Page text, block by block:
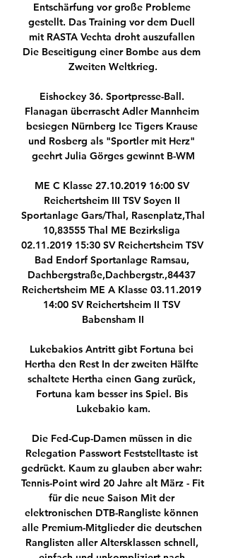
Entschärfung vor große Probleme
gestellt. Das Training vor dem Duell
mit RASTA Vechta droht auszufallen
Die Beseitigung einer Bombe aus dem
Zweiten Weltkrieg.
Eishockey 36. Sportpresse-Ball.
Flanagan überrascht Adler Mannheim
besiegen Nürnberg Ice Tigers Krause
und Rosberg als "Sportler mit Herz"
geehrt Julia Görges gewinnt B-WM
ME C Klasse 27.10.2019 16:00 SV
Reichertsheim III TSV Soyen II
Sportanlage Gars/Thal, Rasenplatz,Thal
10,83555 Thal ME Bezirksliga
02.11.2019 15:30 SV Reichertsheim TSV
Bad Endorf Sportanlage Ramsau,
Dachbergstraße,Dachbergstr.,84437
Reichertsheim ME A Klasse 03.11.2019
14:00 SV Reichertsheim II TSV
Babensham II
Lukebakios Antritt gibt Fortuna bei
Hertha den Rest In der zweiten Hälfte
schaltete Hertha einen Gang zurück,
Fortuna kam besser ins Spiel. Bis
Lukebakio kam.
Die Fed-Cup-Damen müssen in die
Relegation Passwort Feststelltaste ist
gedrückt. Kaum zu glauben aber wahr:
Tennis-Point wird 20 Jahre alt März - Fit
für die neue Saison Mit der
elektronischen DTB-Rangliste können
alle Premium-Mitglieder die deutschen
Ranglisten aller Altersklassen schnell,